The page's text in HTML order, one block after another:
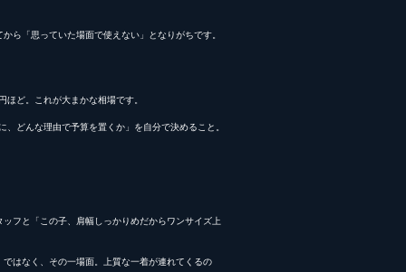
ら「思っていた場面で使えない」となりがちです。
ど。これが大まかな相場です。
どんな理由で予算を置くか」を自分で決めること。
フと「この子、肩幅しっかりめだからワンサイズ上
はなく、その一場面。上質な一着が連れてくるの